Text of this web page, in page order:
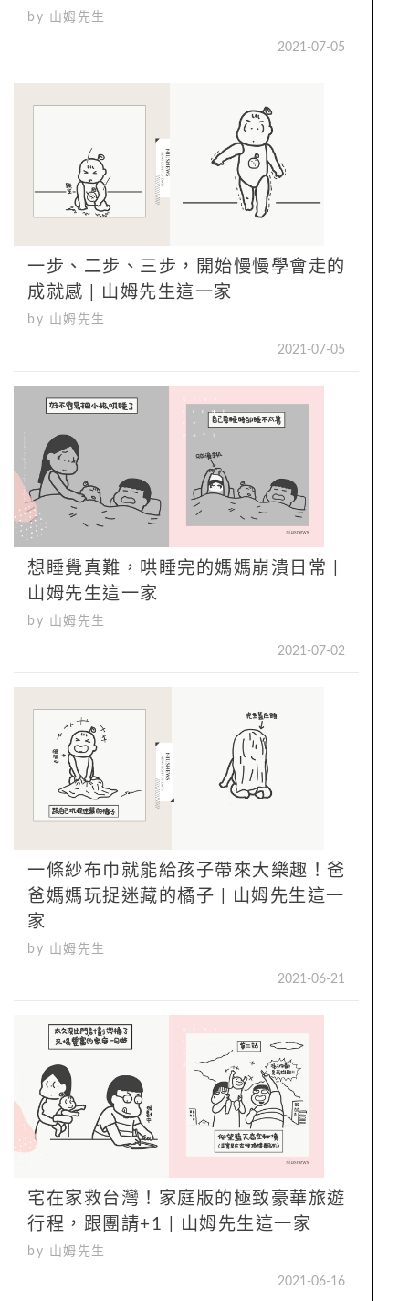
by 山姆先生
2021-07-05
一步、二步、三步，開始慢慢學會走的
成就感 | 山姆先生這一家
by 山姆先生
2021-07-05
想睡覺真難，哄睡完的媽媽崩潰日常 |
山姆先生這一家
by 山姆先生
2021-07-02
一條紗布巾就能給孩子帶來大樂趣！爸
爸媽媽玩捉迷藏的橘子 | 山姆先生這一
家
by 山姆先生
2021-06-21
宅在家救台灣！家庭版的極致豪華旅遊
行程，跟團請+1 | 山姆先生這一家
by 山姆先生
2021-06-16